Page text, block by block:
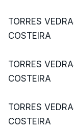
TORRES
COSTEIRA
TORRES
COSTEIRA
TORRES
COSTEIRA